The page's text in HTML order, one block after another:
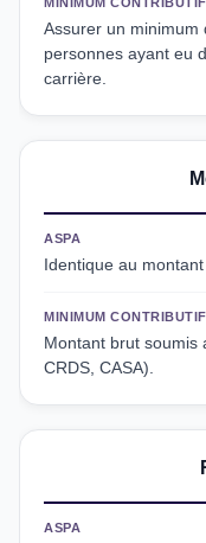
Assurer un minimum
personnes ayant eu
carrière.
ASPA
Identique au
MINIMUM CONTRIBUTIF
Montant brut soumis
CRDS, CASA).
ASPA